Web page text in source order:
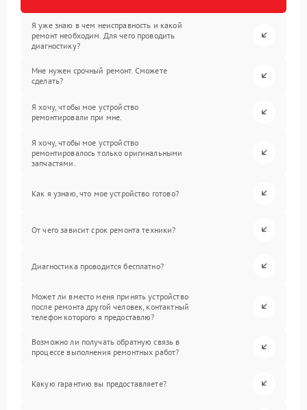
Я уже знаю в чем неисправность и какой
ремонт необходим. Для чего проводить
диагностику?
Мне нужен срочный ремонт. Сможете
сделать?
Я хочу, чтобы мое устройство
ремонтировали при мне.
Я хочу, чтобы мое устройство
ремонтировалось только оригинальными
запчастями.
Как я узнаю, что мое устройство готово?
От чего зависит срок ремонта техники?
Диагностика проводится бесплатно?
Может ли вместо меня принять устройство
после ремонта другой человек, контактный
телефон которого я предоставлю?
Возможно ли получать обратную связь в
процессе выполнения ремонтных работ?
Какую гарантию вы предоставляете?